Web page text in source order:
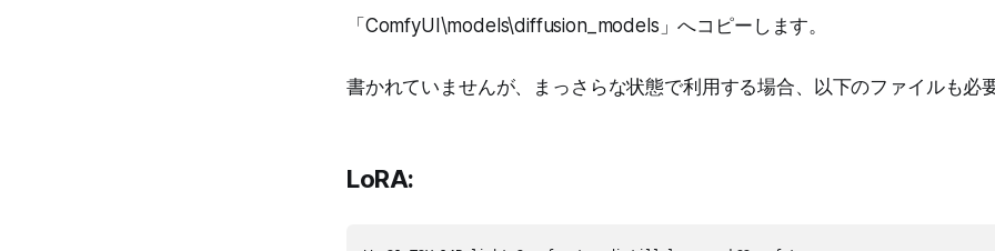
「ComfyUI\models\diffusion_models」へコピーします。
書かれていませんが、まっさらな状態で利用する場合、以下のファイルも必
LoRA: